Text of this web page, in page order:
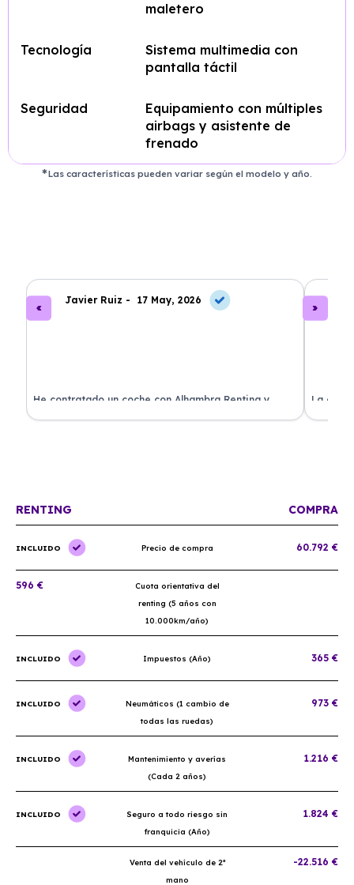
maletero
Tecnología
Sistema multimedia con
pantalla táctil
Seguridad
Equipamiento con múltiples
airbags y asistente de
frenado
Las características pueden variar según el modelo y año.
Javier Ruiz - 17 May, 2026
He contratado un coche con Alhambra Renting y
estoy impresionado. Todo ha sido transparente y sin
La
RENTING COMPRA
INCLUIDO Precio de compra 60.792 €
596 €
Cuota orientativa del
renting (5 años con
10.000km/año)
INCLUIDO Impuestos (Año) 365 €
INCLUIDO
Neumáticos (1 cambio de
todas las ruedas)
973 €
INCLUIDO
Mantenimiento y averías
(Cada 2 años)
1.216 €
INCLUIDO
Seguro a todo riesgo sin
franquicia (Año)
1.824 €
Venta del vehículo de 2ª
mano
-22.516 €